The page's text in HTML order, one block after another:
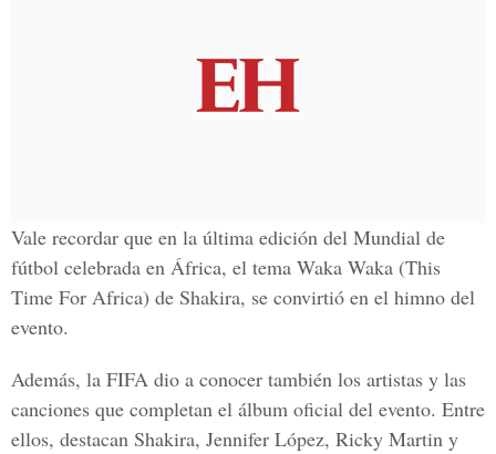
Vale recordar que en la última edición del Mundial de
fútbol celebrada en África, el tema Waka Waka (This
Time For Africa) de Shakira, se convirtió en el himno del
evento.
Además, la FIFA dio a conocer también los artistas y las
canciones que completan el álbum oficial del evento. Entre
ellos, destacan Shakira, Jennifer López, Ricky Martin y